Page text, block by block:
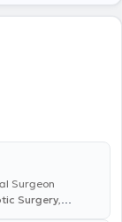
Surgeon
Surgery,